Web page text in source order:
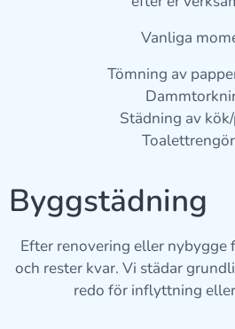
Vanliga
Tömning av
Städning av
Byggstädning 🛠️
Efter renovering eller nybygge
och rester kvar. Vi städar
redo för inflyttning